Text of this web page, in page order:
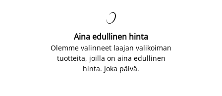

Aina edullinen hinta
Olemme valinneet laajan valikoiman
tuotteita, joilla on aina edullinen
hinta. Joka päivä.